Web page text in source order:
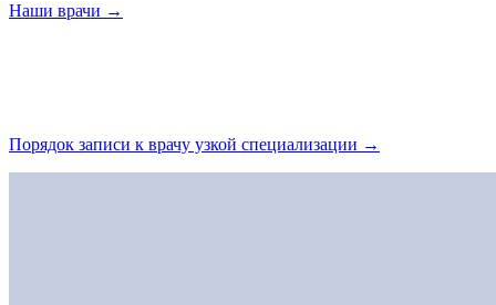
Наши врачи →
Порядок записи к врачу узкой специализации →